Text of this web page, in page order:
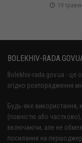
19
BOLEKHIV-
Bolekhiv-rada.gov.ua - це
згідно розпорядження
Будь-яке використання,
(повністю або частково),
включаючи, але не
посилання на